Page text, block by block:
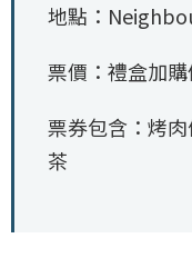
地點：
票價：禮盒加購
票券包含：烤
茶